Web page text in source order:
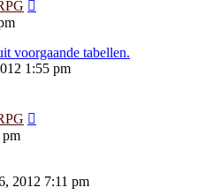
voorgaande tabellen.
1:55 pm
2012 7:11 pm